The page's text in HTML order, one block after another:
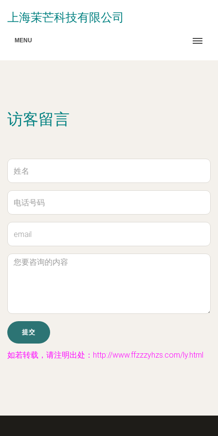
上海茉芒科技有限公司
MENU
访客留言
如若转载，请注明出处：http://www.ffzzzyhzs.com/ly.html